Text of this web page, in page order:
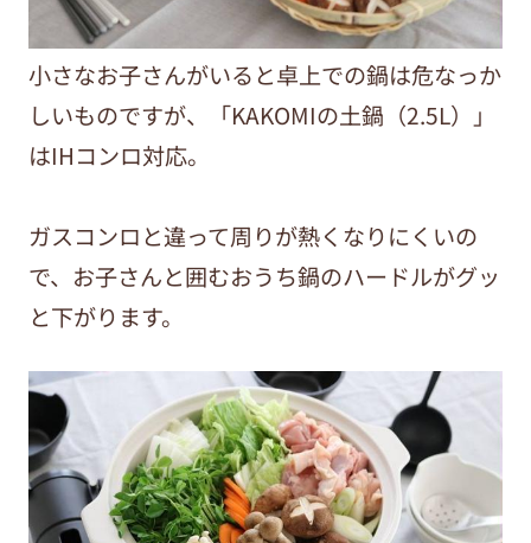
小さなお子さんがいると卓上での鍋は危なっか
しいものですが、「KAKOMIの土鍋（2.5L）」
はIHコンロ対応。
ガスコンロと違って周りが熱くなりにくいの
で、お子さんと囲むおうち鍋のハードルがグッ
と下がります。